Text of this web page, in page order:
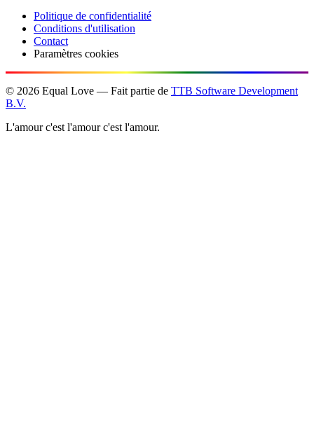
Politique de confidentialité
Conditions d'utilisation
Contact
Paramètres cookies
© 2026 Equal Love — Fait partie de TTB Software Development
B.V.
L'amour c'est l'amour c'est l'amour.